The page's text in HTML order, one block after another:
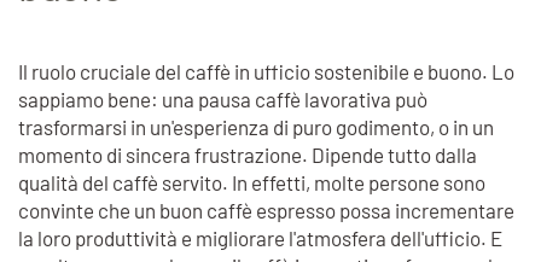
Il ruolo cruciale del caffè in ufficio sostenibile e buono. Lo
sappiamo bene: una pausa caffè lavorativa può
trasformarsi in un'esperienza di puro godimento, o in un
momento di sincera frustrazione. Dipende tutto dalla
qualità del caffè servito. In effetti, molte persone sono
convinte che un buon caffè espresso possa incrementare
la loro produttività e migliorare l'atmosfera dell'ufficio. E